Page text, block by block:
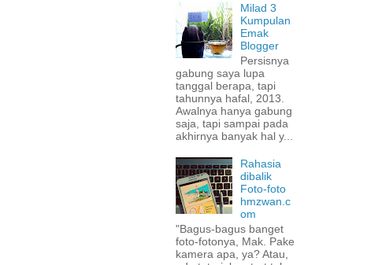
Milad 3
Kumpulan
Emak
Blogger
Persisnya
gabung saya lupa
tanggal berapa, tapi
tahunnya hafal, 2013.
Awalnya hanya gabung
saja, tapi sampai pada
akhirnya banyak hal y...
Rahasia
dibalik
Foto-foto
hmzwan.c
om
"Bagus-bagus banget
foto-fotonya, Mak. Pake
kamera apa, ya? Atau,